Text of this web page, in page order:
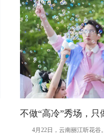
不做“高冷”秀场，只
愈”现场：现象级IP
4月22日，云南丽江听花谷